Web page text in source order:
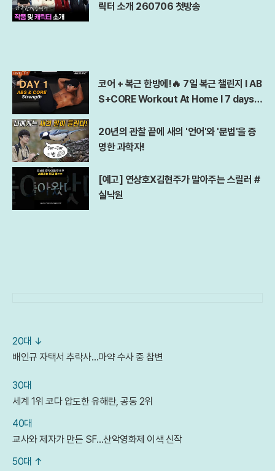
릭터 소개 260706 첫방송
코어 + 복근 한방에!🔥 7일 복근 챌린지 l AB
S+CORE Workout At Home l 7 days A
20년의 관찰 끝에 새의 '언어'와 '문법'을 증
명한 과학자!
[예고] 연상호X김현주가 말아주는 스릴러 #
실낙원
20대 ↓
배인규 자택서 추락사…마약 수사 중 참변
30대
세계 1위 코다 압도한 유해란, 공동 2위
40대
교사와 제자가 만든 SF…산악영화제 이색 신작
50대 ↑